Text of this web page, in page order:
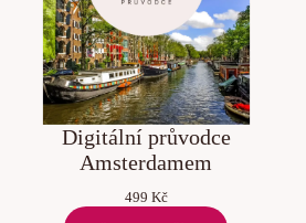
Digitální průvodce
Amsterdamem
499 Kč